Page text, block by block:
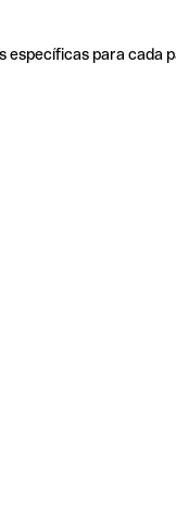
específicas para cada